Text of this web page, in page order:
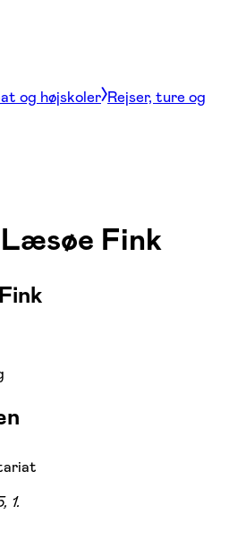
og højskoler Rejser, ture og
Fink
1.